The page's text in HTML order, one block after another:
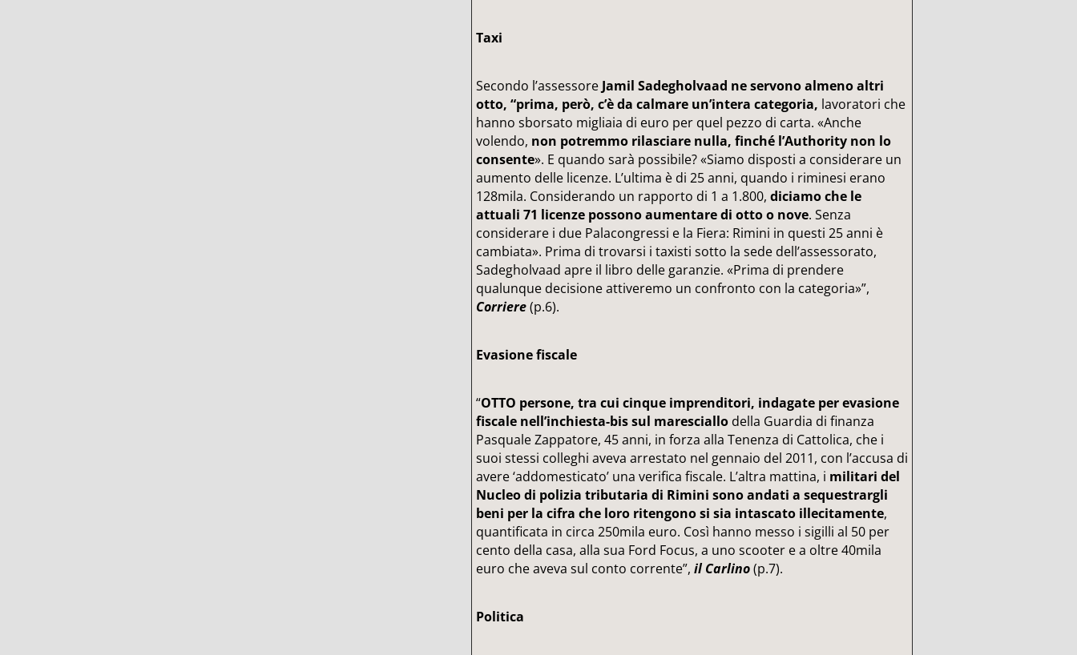
Taxi
Secondo l’assessore Jamil Sadegholvaad ne servono almeno altri
otto, “prima, però, c’è da calmare un’intera categoria, lavoratori che
hanno sborsato migliaia di euro per quel pezzo di carta. «Anche
volendo, non potremmo rilasciare nulla, finché l’Authority non lo
consente». E quando sarà possibile? «Siamo disposti a considerare un
aumento delle licenze. L’ultima è di 25 anni, quando i riminesi erano
128mila. Considerando un rapporto di 1 a 1.800,diciamo che le
attuali 71 licenze possono aumentare di otto o nove. Senza
considerare i due Palacongressi e la Fiera: Rimini in questi 25 anni è
cambiata». Prima di trovarsi i taxisti sotto la sede dell’assessorato,
Sadegholvaad apre il libro delle garanzie. «Prima di prendere
qualunque decisione attiveremo un confronto con la categoria»”,
Corriere(p.6).
Evasione fiscale
“OTTO persone, tra cui cinque imprenditori, indagate per evasione
fiscale nell’inchiesta-bis sul maresciallo della Guardia di finanza
Pasquale Zappatore, 45 anni, in forza alla Tenenza di Cattolica, che i
suoi stessi colleghi aveva arrestato nel gennaio del 2011, con l’accusa di
avere ‘addomesticato’ una verifica fiscale. L’altra mattina, i militari del
Nucleo di polizia tributaria di Rimini sono andati a sequestrargli
beni per la cifra che loro ritengono si sia intascato illecitamente,
quantificata in circa 250mila euro. Così hanno messo i sigilli al 50 per
cento della casa, alla sua Ford Focus, a uno scooter e a oltre 40mila
euro che aveva sul conto corrente”,il Carlino(p.7).
Politica